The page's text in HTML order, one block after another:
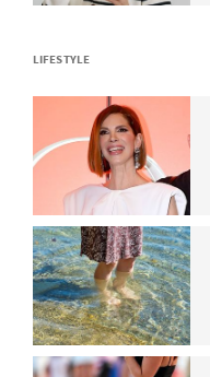
LIFESTYLE